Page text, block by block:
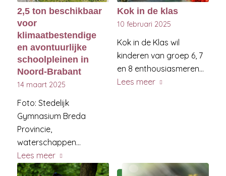
2,5 ton beschikbaar
voor
klimaatbestendige
en avontuurlijke
schoolpleinen in
Noord-Brabant
14 maart 2025
Foto: Stedelijk
Gymnasium Breda
Provincie,
waterschappen…
Lees meer
Kok in de klas
10 februari 2025
Kok in de Klas wil
kinderen van groep 6, 7
en 8 enthousiasmeren…
Lees meer